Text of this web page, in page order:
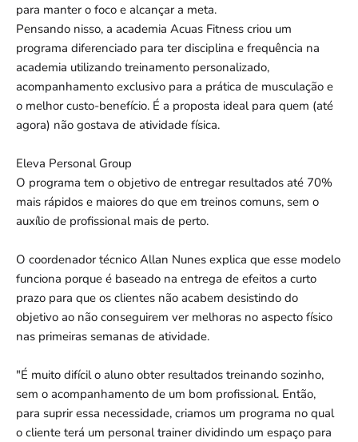
para manter o foco e alcançar a meta.
Pensando nisso, a academia Acuas Fitness criou um
programa diferenciado para ter disciplina e frequência na
academia utilizando treinamento personalizado,
acompanhamento exclusivo para a prática de musculação e
o melhor custo-benefício. É a proposta ideal para quem (até
agora) não gostava de atividade física.
Eleva Personal Group
O programa tem o objetivo de entregar resultados até 70%
mais rápidos e maiores do que em treinos comuns, sem o
auxílio de profissional mais de perto.
O coordenador técnico Allan Nunes explica que esse modelo
funciona porque é baseado na entrega de efeitos a curto
prazo para que os clientes não acabem desistindo do
objetivo ao não conseguirem ver melhoras no aspecto físico
nas primeiras semanas de atividade.
"É muito difícil o aluno obter resultados treinando sozinho,
sem o acompanhamento de um bom profissional. Então,
para suprir essa necessidade, criamos um programa no qual
o cliente terá um personal trainer dividindo um espaço para